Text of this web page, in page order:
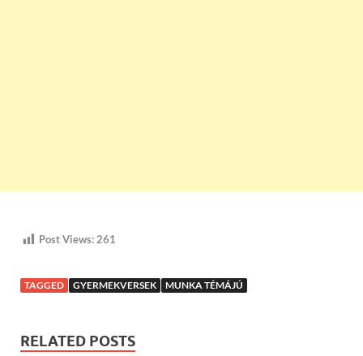
Post Views: 261
TAGGED GYERMEKVERSEK MUNKA TÉMÁJÚ
RELATED POSTS